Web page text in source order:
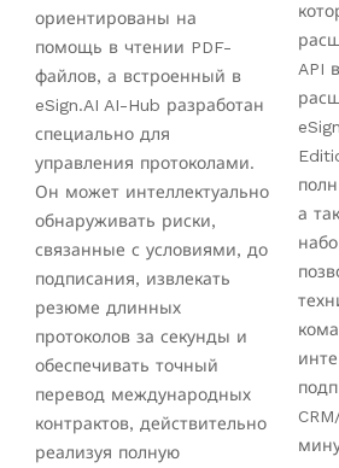
ориентированы на
помощь в чтении PDF-
файлов, а встроенный в
eSign.AI AI-Hub разработан
специально для
управления протоколами.
Он может интеллектуально
обнаруживать риски,
связанные с условиями, до
подписания, извлекать
резюме длинных
протоколов за секунды и
обеспечивать точный
перевод международных
контрактов, действительно
реализуя полную
API
а